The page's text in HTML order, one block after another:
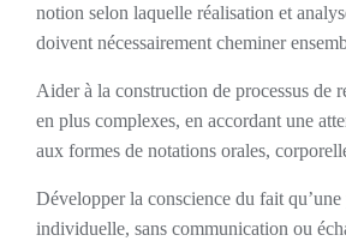
notion selon laquelle réalisation et
doivent nécessairement cheminer
Aider à la construction de processus de
en plus complexes, en accordant une
aux formes de notations orales,
Développer la conscience du fait
individuelle, sans communication ou